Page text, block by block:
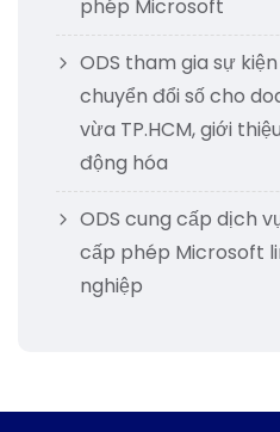
phép Microsoft
ODS tham gia sự
chuyển đổi số cho
vừa TP.HCM, giới
động hóa
ODS cung cấp dịch
cấp phép Microsoft
nghiệp